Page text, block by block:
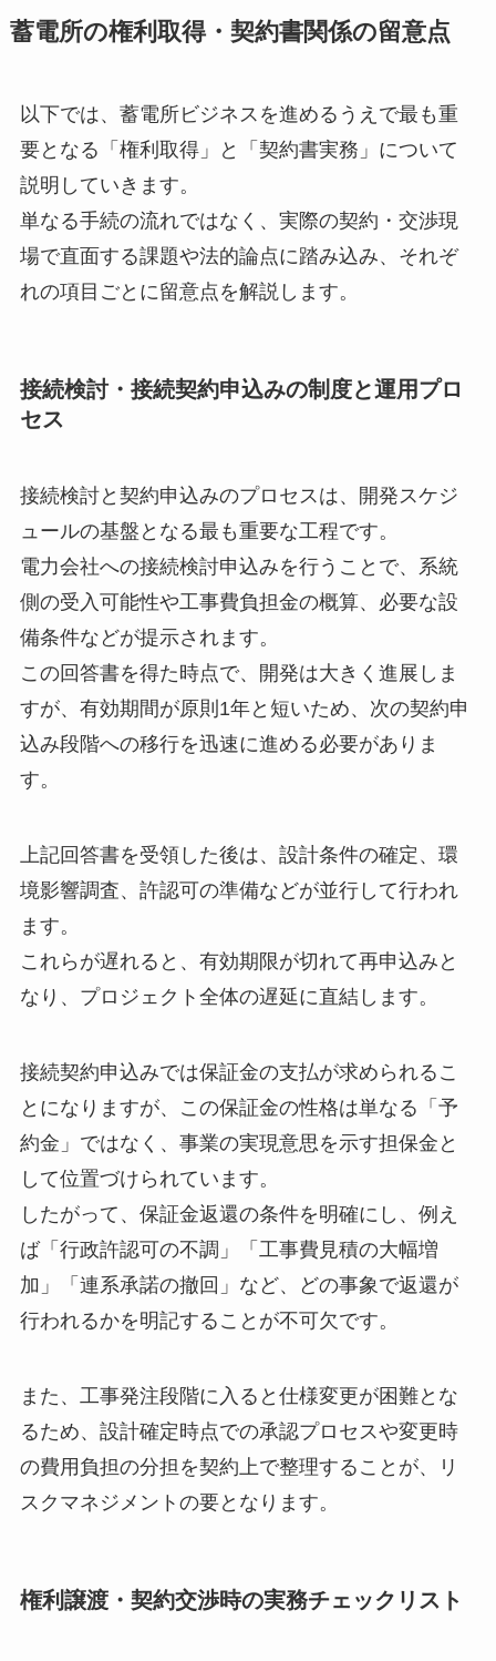
蓄電所の権利取得・契約書関係の留意点
以下では、蓄電所ビジネスを進めるうえで最も重
要となる「権利取得」と「契約書実務」について
説明していきます。
単なる手続の流れではなく、実際の契約・交渉現
場で直面する課題や法的論点に踏み込み、それぞ
れの項目ごとに留意点を解説します。
接続検討・接続契約申込みの制度と運用プロ
セス
接続検討と契約申込みのプロセスは、開発スケジ
ュールの基盤となる最も重要な工程です。
電力会社への接続検討申込みを行うことで、系統
側の受入可能性や工事費負担金の概算、必要な設
備条件などが提示されます。
この回答書を得た時点で、開発は大きく進展しま
すが、有効期間が原則1年と短いため、次の契約申
込み段階への移行を迅速に進める必要がありま
す。
上記回答書を受領した後は、設計条件の確定、環
境影響調査、許認可の準備などが並行して行われ
ます。
これらが遅れると、有効期限が切れて再申込みと
なり、プロジェクト全体の遅延に直結します。
接続契約申込みでは保証金の支払が求められるこ
とになりますが、この保証金の性格は単なる「予
約金」ではなく、事業の実現意思を示す担保金と
して位置づけられています。
したがって、保証金返還の条件を明確にし、例え
ば「行政許認可の不調」「工事費見積の大幅増
加」「連系承諾の撤回」など、どの事象で返還が
行われるかを明記することが不可欠です。
また、工事発注段階に入ると仕様変更が困難とな
るため、設計確定時点での承認プロセスや変更時
の費用負担の分担を契約上で整理することが、リ
スクマネジメントの要となります。
権利譲渡・契約交渉時の実務チェックリスト